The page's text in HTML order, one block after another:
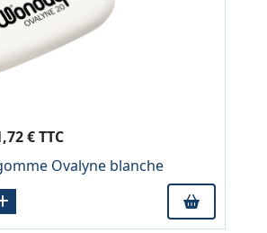
€ TTC
Ovalyne blanche